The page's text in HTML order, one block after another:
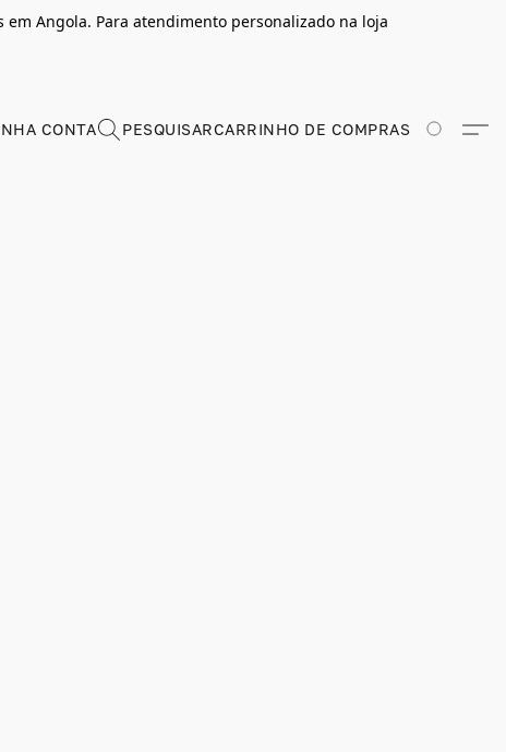
Angola. Para atendimento personalizado na loja
CONTA PESQUISARCARRINHO DE COMPRAS